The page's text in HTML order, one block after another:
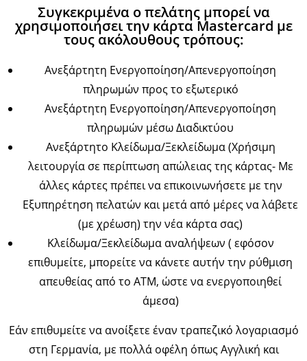
Συγκεκριμένα ο πελάτης μπορεί να
χρησιμοποιήσει την κάρτα Mastercard με
τους ακόλουθους τρόπους:
Ανεξάρτητη Ενεργοποίηση/Απενεργοποίηση
πληρωμών προς το εξωτερικό
Ανεξάρτητη Ενεργοποίηση/Απενεργοποίηση
πληρωμών μέσω Διαδικτύου
Ανεξάρτητο Κλείδωμα/Ξεκλείδωμα (Χρήσιμη
λειτουργία σε περίπτωση απώλειας της κάρτας- Με
άλλες κάρτες πρέπει να επικοινωνήσετε με την
Εξυπηρέτηση πελατών και μετά από μέρες να λάβετε
(με χρέωση) την νέα κάρτα σας)
Κλείδωμα/Ξεκλείδωμα αναλήψεων ( εφόσον
επιθυμείτε, μπορείτε να κάνετε αυτήν την ρύθμιση
απευθείας από το ΑΤΜ, ώστε να ενεργοποιηθεί
άμεσα)
Εάν επιθυμείτε να ανοίξετε έναν τραπεζικό λογαριασμό
στη Γερμανία, με πολλά οφέλη όπως Αγγλική και